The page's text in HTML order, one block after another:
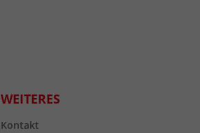
WEITERES
Kontakt